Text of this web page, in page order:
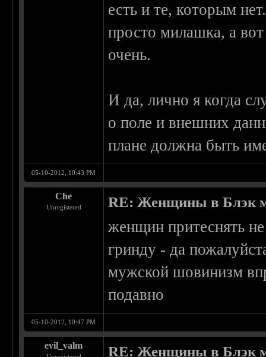
есть и те, которым
просто милашка, а
очень.
И да, лично я когда
о поле и внешних
плане должна быть
05-10-2012, 10:43 PM
Che
Unregistered RE: Женщины в Блэк
женщин притеснять
гринду - да
мужской шовинизм
подавно
05-10-2012, 10:47 PM
evil_valm RE: Женщины в Блэк